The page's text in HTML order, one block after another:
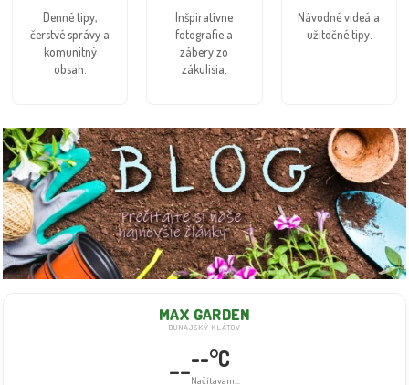
MAX GARDEN
DUNAJSKÝ KLÁTOV
----°C
Načítavam...
Denné tipy,
čerstvé správy a
komunitný
obsah.
Inšpiratívne
fotografie a
zábery zo
zákulisia.
Návodné videá a
užitočné tipy.